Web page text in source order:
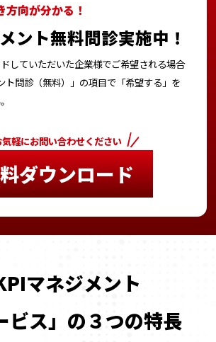
ント無料問診実施中！
していただいた企業様でご希望される場合
ト問診（無料）」の項目で「希望する」を
気軽にお問い合わせください
ダウンロード
マネジメント
ビス」の３つの特長